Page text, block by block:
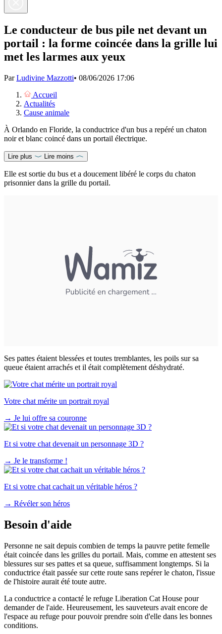
Le conducteur de bus pile net devant un
portail : la forme coincée dans la grille lui
met les larmes aux yeux
ParLudivine Mazzotti• 08/06/2026 17:06
Accueil
Actualités
Cause animale
À Orlando en Floride, la conductrice d'un bus a repéré un chaton
noir et blanc coincé dans un portail électrique.
Lire plus Lire moins
Elle est sortie du bus et a doucement libéré le corps du chaton
prisonnier dans la grille du portail.
Ses pattes étaient blessées et toutes tremblantes, les poils sur sa
queue étaient arrachés et il était complètement déshydraté.
Votre chat mérite un portrait royal
→ Je lui offre sa couronne
Et si votre chat devenait un personnage 3D ?
→ Je le transforme !
Et si votre chat cachait un véritable héros ?
→ Révéler son héros
Besoin d'aide
Personne ne sait depuis combien de temps la pauvre petite femelle
était coincée dans les grilles du portail. Mais, comme en attestent ses
blessures sur ses pattes et sa queue, suffisamment longtemps. Si la
conductrice était passée sur cette route sans repérer le chaton, l'issue
de l'histoire aurait été toute autre.
La conductrice a contacté le refuge Liberation Cat House pour
demander de l'aide. Heureusement, les sauveteurs avait encore de
l'espace au refuge pour pouvoir prendre soin d'elle dans les bonnes
conditions.